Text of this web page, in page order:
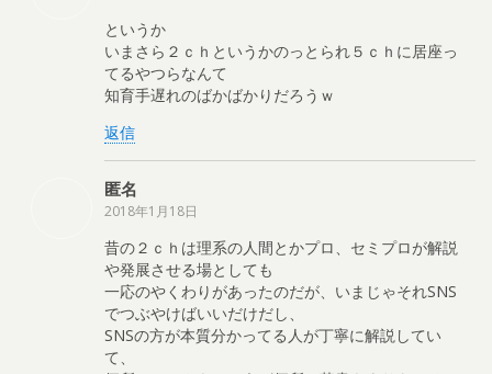
というか
いまさら２ｃｈというかのっとられ５ｃｈに居座っ
てるやつらなんて
知育手遅れのばかばかりだろうｗ
返信
匿名
2018年1月18日
昔の２ｃｈは理系の人間とかプロ、セミプロが解説
や発展させる場としても
一応のやくわりがあったのだが、いまじゃそれSNS
でつぶやけばいいだけだし、
SNSの方が本質分かってる人が丁寧に解説してい
て、